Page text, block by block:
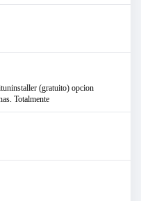
(gratuito) opcion
Totalmente